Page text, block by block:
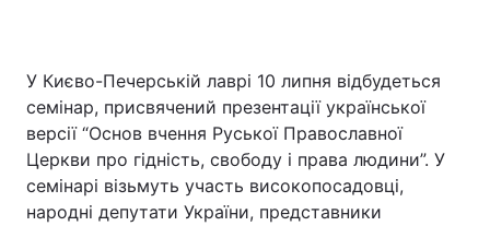
У Києво-Печерській лаврі 10 липня відбудеться
семінар, присвячений презентації української
версії “Основ вчення Руської Православної
Церкви про гідність, свободу і права людини”. У
семінарі візьмуть участь високопосадовці,
народні депутати України, представники